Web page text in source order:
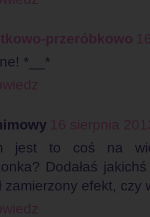
przeróbkowo
*__*
16 sierpnia
jest to coś na
Dodałaś
zamierzony efekt, czy